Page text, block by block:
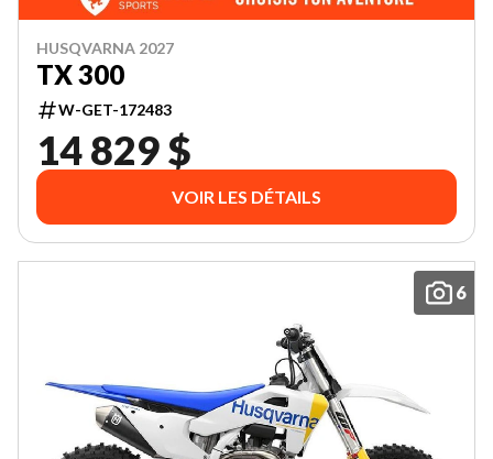
HUSQVARNA 2027
TX 300
W-GET-172483
14 829 $
VOIR LES DÉTAILS
6